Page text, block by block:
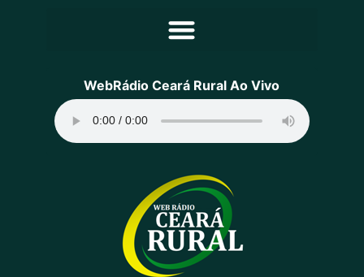
Principal
Programação
Equipe
Contato
Sobre
WebRádio Ceará Rural Ao Vivo